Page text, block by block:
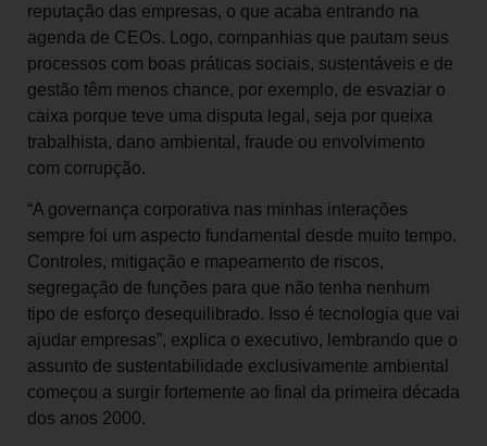
reputação das empresas, o que acaba entrando na
agenda de CEOs. Logo, companhias que pautam seus
processos com boas práticas sociais, sustentáveis e de
gestão têm menos chance, por exemplo, de esvaziar o
caixa porque teve uma disputa legal, seja por queixa
trabalhista, dano ambiental, fraude ou envolvimento
com corrupção.
“A governança corporativa nas minhas interações
sempre foi um aspecto fundamental desde muito tempo.
Controles, mitigação e mapeamento de riscos,
segregação de funções para que não tenha nenhum
tipo de esforço desequilibrado. Isso é tecnologia que vai
ajudar empresas”, explica o executivo, lembrando que o
assunto de sustentabilidade exclusivamente ambiental
começou a surgir fortemente ao final da primeira década
dos anos 2000.